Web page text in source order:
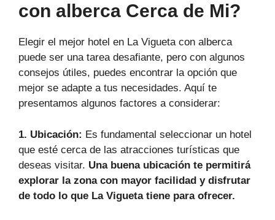
con alberca Cerca de Mi?
Elegir el mejor hotel en La Vigueta con alberca
puede ser una tarea desafiante, pero con algunos
consejos útiles, puedes encontrar la opción que
mejor se adapte a tus necesidades. Aquí te
presentamos algunos factores a considerar:
1. Ubicación: Es fundamental seleccionar un hotel
que esté cerca de las atracciones turísticas que
deseas visitar. Una buena ubicación te permitirá
explorar la zona con mayor facilidad y disfrutar
de todo lo que La Vigueta tiene para ofrecer.